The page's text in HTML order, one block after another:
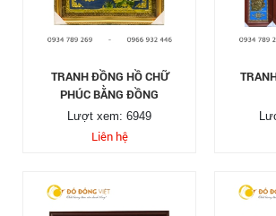
TRANH ĐỒNG HỒ CHỮ
PHÚC BẰNG ĐỒNG
Lượt xem: 6949
Liên hệ